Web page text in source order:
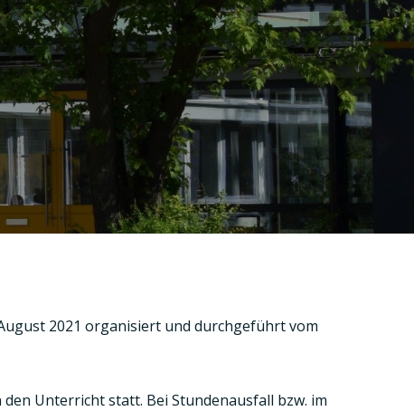
2021 organisiert und durchgeführt vom
Unterricht statt. Bei Stundenausfall bzw. im